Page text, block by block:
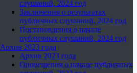
слушаний, 2024 год
Заключения о результатах
публичных слушаний, 2024 год
Постановления о начале
публичных слушаний, 2024 год
Архив 2023 года
Архив 2023 года
Оповещения о начале публичных